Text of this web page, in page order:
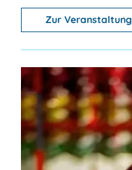
Zur Veranstaltung